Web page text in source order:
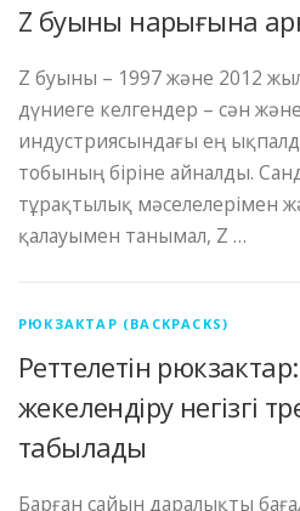
Z буыны нарығына
Z буыны – 1997 және 2012
дүниеге келгендер – сән
индустриясындағы ең
тобының біріне айналды.
тұрақтылық мәселелерімен
қалауымен танымал, Z …
РЮКЗАКТАР (BACKPACKS)
Реттелетін
жекелендіру негізгі
табылады
Барған сайын даралықты